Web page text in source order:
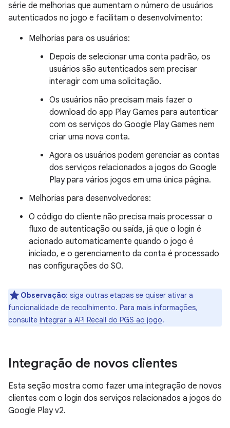
série de melhorias que aumentam o número de usuários
autenticados no jogo e facilitam o desenvolvimento:
Melhorias para os usuários:
Depois de selecionar uma conta padrão, os
usuários são autenticados sem precisar
interagir com uma solicitação.
Os usuários não precisam mais fazer o
download do app Play Games para autenticar
com os serviços do Google Play Games nem
criar uma nova conta.
Agora os usuários podem gerenciar as contas
dos serviços relacionados a jogos do Google
Play para vários jogos em uma única página.
Melhorias para desenvolvedores:
O código do cliente não precisa mais processar o
fluxo de autenticação ou saída, já que o login é
acionado automaticamente quando o jogo é
iniciado, e o gerenciamento da conta é processado
nas configurações do SO.
Observação: siga outras etapas se quiser ativar a
funcionalidade de recolhimento. Para mais informações,
consulte Integrar a API Recall do PGS ao jogo.
Integração de novos clientes
Esta seção mostra como fazer uma integração de novos
clientes com o login dos serviços relacionados a jogos do
Google Play v2.